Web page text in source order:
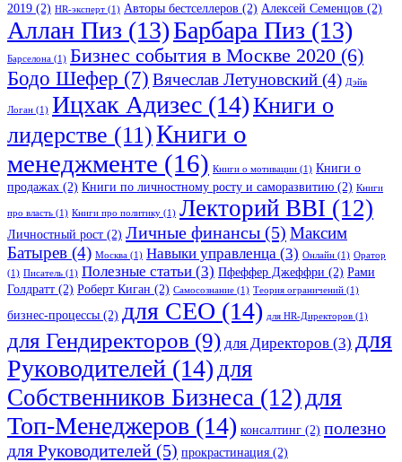
2019 (2) HR-эксперт (1) Авторы бестселлеров (2) Алексей Семенцов (2)
Аллан Пиз (13)Барбара Пиз (13)
Барселона (1) Бизнес события в Москве 2020 (6)
Бодо Шефер (7) Вячеслав Летуновский (4) Дэйв
Логан (1) Ицхак Адизес (14)Книги о
лидерстве (11)Книги о
менеджменте (16) Книги о мотивации (1) Книги о
продажах (2) Книги по личностному росту и саморазвитию (2) Книги
про власть (1) Книги про политику (1) Лекторий BBI (12)
Личностный рост (2) Личные финансы (5) Максим
Батырев (4) Москва (1) Навыки управленца (3) Онлайн (1) Оратор
(1) Писатель (1) Полезные статьи (3) Пфеффер Джеффри (2) Рами
Голдратт (2) Роберт Киган (2) Самосознание (1) Теория ограничений (1)
бизнес-процессы (2) для CEO (14) для HR-Директоров (1)
для Гендиректоров (9) для Директоров (3) для
Руководителей (14)для
Собственников Бизнеса (12)для
Топ-Менеджеров (14) консалтинг (2) полезно
для Руководителей (5) прокрастинация (2)